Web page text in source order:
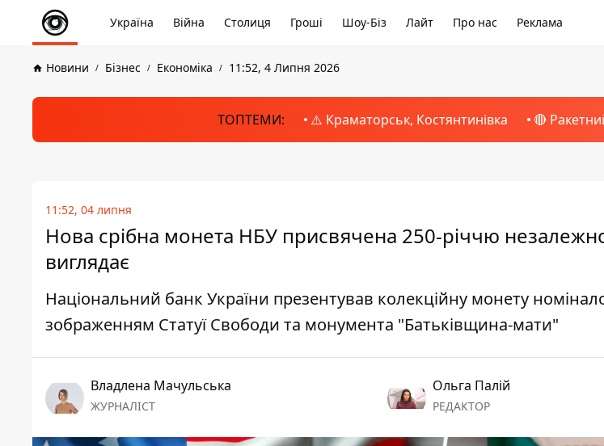
Україна Війна Столиця Гроші Шоу-Біз Лайт Про нас Реклама
Новини Бізнес Економіка 11:52, 4 Липня 2026
ТОПТЕМИ: ⚠️ Краматорськ, Костянтинівка 🔴
11:52, 04 липня
Нова срібна монета НБУ присвячена 250-річчю
виглядає
Національний банк України презентував колекційну монету
зображенням Статуї Свободи та монумента "Батьківщина-мати"
Владлена Мачульська
ЖУРНАЛІСТ
Ольга Палій
РЕДАКТОР